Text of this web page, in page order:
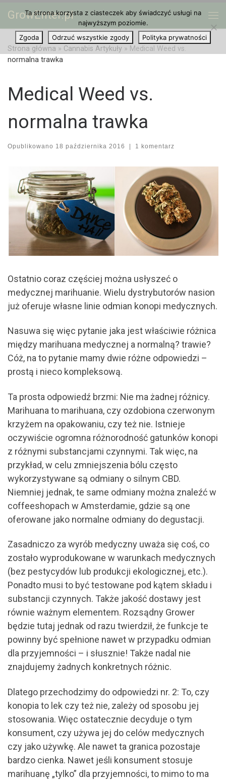
Przejdź do treści
GrowEnter.pl
Strona główna » Cannabis Artykuły » Medical Weed vs.
normalna trawka
Medical Weed vs.
normalna trawka
Opublikowano 18 października 2016 | 1 komentarz
Ostatnio coraz częściej można usłyszeć o
medycznej marihuanie. Wielu dystrybutorów nasion
już oferuje własne linie odmian konopi medycznych.
Nasuwa się więc pytanie jaka jest właściwie różnica
między marihuana medycznej a normalną? trawie?
Cóż, na to pytanie mamy dwie różne odpowiedzi –
prostą i nieco kompleksową.
Ta prosta odpowiedź brzmi: Nie ma żadnej różnicy.
Marihuana to marihuana, czy ozdobiona czerwonym
krzyżem na opakowaniu, czy też nie. Istnieje
oczywiście ogromna różnorodność gatunków konopi
z różnymi substancjami czynnymi. Tak więc, na
przykład, w celu zmniejszenia bólu często
wykorzystywane są odmiany o silnym CBD.
Niemniej jednak, te same odmiany można znaleźć w
coffeeshopach w Amsterdamie, gdzie są one
oferowane jako normalne odmiany do degustacji.
Zasadniczo za wyrób medyczny uważa się coś, co
zostało wyprodukowane w warunkach medycznych
(bez pestycydów lub produkcji ekologicznej, etc.).
Ponadto musi to być testowane pod kątem składu i
substancji czynnych. Także jakość dostawy jest
równie ważnym elementem. Rozsądny Grower
będzie tutaj jednak od razu twierdził, że funkcje te
powinny być spełnione nawet w przypadku odmian
dla przyjemności – i słusznie! Także nadal nie
znajdujemy żadnych konkretnych różnic.
Dlatego przechodzimy do odpowiedzi nr. 2: To, czy
konopia to lek czy też nie, zależy od sposobu jej
stosowania. Więc ostatecznie decyduje o tym
konsument, czy używa jej do celów medycznych
czy jako używkę. Ale nawet ta granica pozostaje
bardzo cienka. Nawet jeśli konsument stosuje
marihuanę „tylko” dla przyjemności, to mimo to ma
Ta strona korzysta z ciasteczek aby świadczyć usługi na
najwyższym poziomie.
Zgoda
Odrzuć wszystkie zgody Polityka prywatności